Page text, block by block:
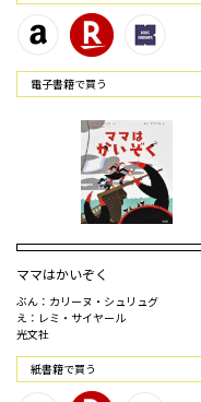
電⼦書籍で買う
ママはかいぞく
ぶん：カリーヌ・シュリュグ
え：レミ・サイヤール
光文社
紙書籍で買う